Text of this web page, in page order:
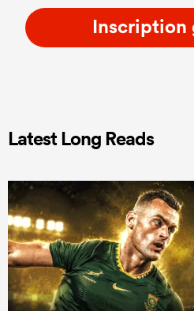
Inscription
Latest Long Reads